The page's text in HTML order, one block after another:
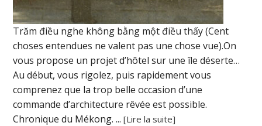
Trăm điều nghe không bằng một điều thấy (Cent
choses entendues ne valent pas une chose vue).On
vous propose un projet d’hôtel sur une île déserte…
Au début, vous rigolez, puis rapidement vous
comprenez que la trop belle occasion d’une
commande d’architecture rêvée est possible.
Chronique du Mékong. ...[Lire la suite]